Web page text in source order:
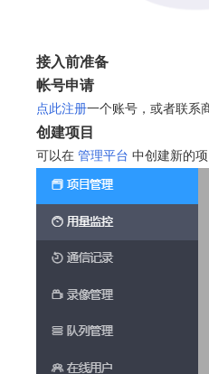
接入前准备
帐号申请
点此注册一个账号，或者联系
创建项目
可以在 管理平台 中创建新的